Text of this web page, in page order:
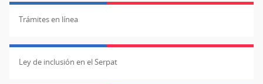
Trámites en línea
Ley de inclusión en el Serpat